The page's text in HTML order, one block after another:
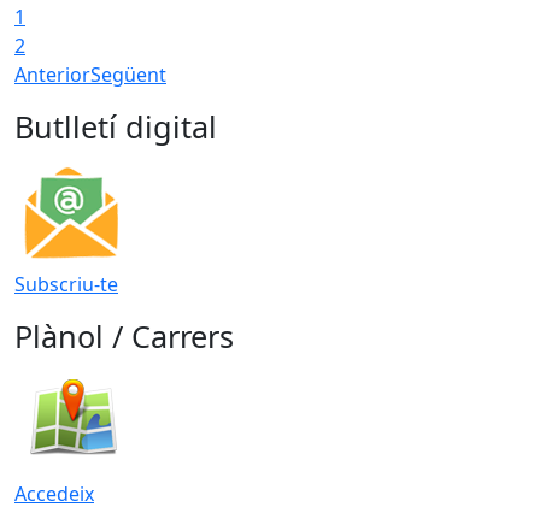
1
2
AnteriorSegüent
Butlletí digital
Subscriu-te
Plànol / Carrers
Accedeix